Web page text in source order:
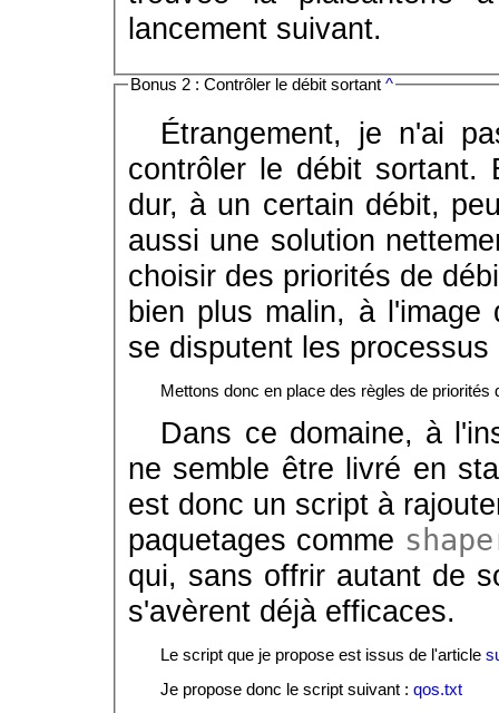
lancement suivant.
Bonus 2 : Contrôler le débit sortant ^
Étrangement, je n'ai
contrôler le débit sortant.
dur, à un certain débit,
aussi une solution
choisir des priorités de
bien plus malin, à
se disputent les
Mettons donc en place des règles de priorités
Dans ce domaine, à
ne semble être livré en
est donc un script à
paquetages comme
qui, sans offrir autant de
s'avèrent déjà efficaces.
Le script que je propose est issus de l'article
Je propose donc le script suivant :qos.txt